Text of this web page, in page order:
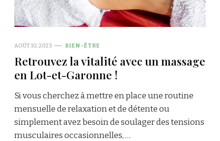
AOÛT 10, 2023 BIEN-ÊTRE
Retrouvez la vitalité avec un massage
en Lot-et-Garonne !
Si vous cherchez à mettre en place une routine
mensuelle de relaxation et de détente ou
simplement avez besoin de soulager des tensions
musculaires occasionnelles, …